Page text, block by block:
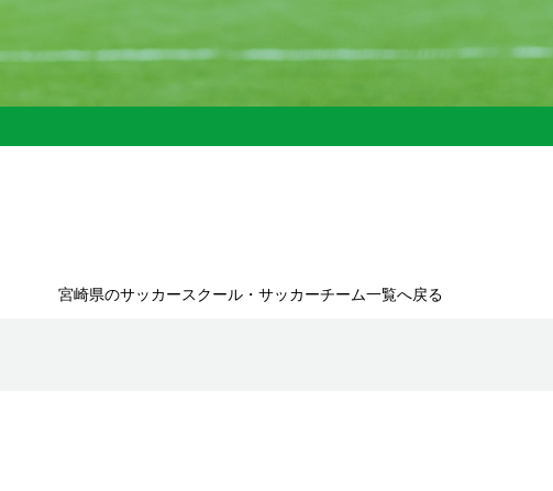
宮崎県のサッカースクール・サッカーチーム一覧へ戻る